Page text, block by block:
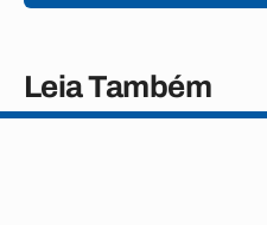
Leia Também